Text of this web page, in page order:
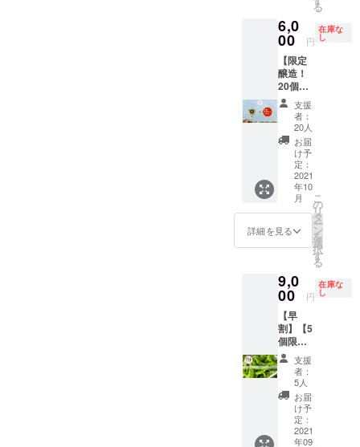
り組み
など、
様々な
パート
ナーと
食を通
じた交
流をは
じめ、
子ども
の美術
教育コ
ンテン
ツ ココ
イク(伊
宿店)の
監修、
信(花巻
市)の連
載など
も行
う。慶
應義塾
大学
SFC研
究所
フードX
テクノ
ロジー
ラボ研
お知ら
せしま
す。 ・
ミキ
サー
（また
はブレ
ダー）
を使う
ニュー
があり
ます。
あらか
じめご
用意く
味料を
仕込み
す。
ゴーグ
ルとビ
ニール
手袋の
ご用意
をお願
いしま
す。 料
理講
了の目
安は表
面にシ
ワがた
くさん
でき、
振ると
中で種
が転が
るのが
わかる
程度。
※但し、
生食限
定のと
うがら
しでは
乾燥保
存は不
中で種
が転が
るのが
わかる
程度。
※但し、
生食限
定のと
うがら
しでは
乾燥保
存は不
可。
分は傷
みの原
因にな
るた
め、拭
きと
る。 冷
凍保
存：1つ
ずつ
ラップ
にくる
む。 乾
燥保
存：で
け重な
らない
並べて
置く。
風通し
の良い
日陰の
場所
で、自
然乾
燥。完
了の目
安は表
面にシ
ワがた
くさん
ルサ
ソース
ビキー
ニョ：
【生食
限定】
そのま
まやピ
クルス
など 保
存方
法） 冷
蔵保
存：乾
に保存
袋や
し、野
菜室に
入れ
る。水
分は傷
みの原
因にな
るた
め、拭
きと
る。 冷
凍保
存：1つ
食も
可。 プ
サジュ
エラ：
カレー
や酢漬
けな
ど。生
食も
可。 八
房とう
がら
し：酢
漬けや
薬味な
とうが
らしの
一緒に
炊くと
ダシが
出てお
いしい
（辛く
はなり
ませ
ん） プ
リック
チン
ダー：
トムヤ
送量/時
期は、
況に
よって
変動し
ます。
予めご
了承く
ださ
い。 調
理方
法） 島
とうが
らし：
コー
レー
漬けや
肉みそ
など 八
房とう
がら
し：酢
漬けや
薬味な
ど。青
とうが
らしは
お米と
一緒に
ニョは
ブラジ
ルの小
さなと
うがら
し。辛
みはほ
とんど
なく、
子ども
でもパ
クパク
食べら
れま
す。 ラ
ンプの
ような
わい
く、ピ
にする
とおい
しいで
す！ 詳
細） ・
400gを
想定 ・
発送時
期は、
生育状
る
6,0
00 円
在庫な
し
【限定
醸造！
20個】
コラボ
商品！
「世界
最辛」
の発酵
ジン
ジャー
エール3
本＆と
うがら
しセッ
ト
むし×十
色）
「しょ
うがの
むし」
は昨年
立ち上
がった
発酵ジ
ン
ジャー
エール
醸造会
支援
者：
20人
お届
け予
定：
2021
年10
月
詳細を見る
こ
の
リ
タ
ー
ン
を
選
択
す
る
9,0
00 円
在庫な
し
【早
割】【5
個限
定！
ダン
ボール1
箱つめ
放題】
好きな
ときに
畑に来
支援
者：
5人
お届
け予
定：
2021
年09